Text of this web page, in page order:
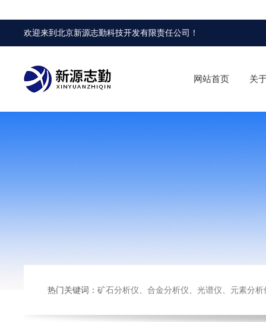
欢迎来到北京新源志勤科技开发有限责任公司 ！
网站首页 关
热门关键词： 矿石分析仪、合金分析仪、光谱仪、元素分析